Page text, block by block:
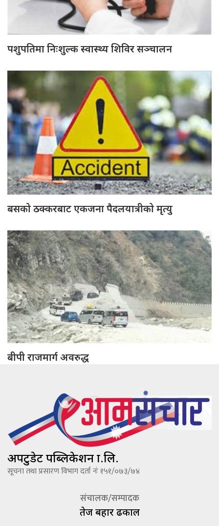
पशुपतिमा निःशुल्क स्वास्थ्य शिविर सञ्चालन
बसको ठक्करबाट एकजना पैदलयात्रीको मृत्यु
बीपी राजमार्ग अवरुद्ध
अपटुडेट पब्लिकेशन प्रा.लि.
सूचना तथा प्रसारण विभाग दर्ता नंः १५१/०७३/७४
संचालक/सम्पादक
तेज बहादूर ढकाल